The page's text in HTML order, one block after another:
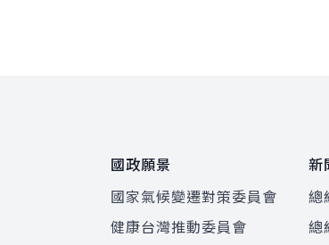
國政願景
國家氣候變遷對策委員會
健康台灣推動委員會
新
總
總